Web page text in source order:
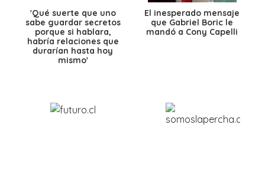
'Qué suerte que uno
sabe guardar secretos
porque si hablara,
habría relaciones que
durarían hasta hoy
mismo'
El inesperado mensaje
que Gabriel Boric le
mandó a Cony Capelli